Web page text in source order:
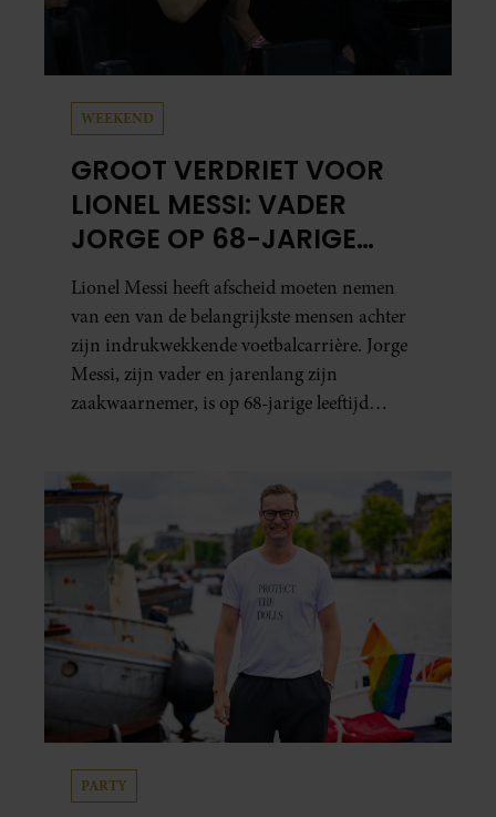
WEEKEND
GROOT VERDRIET VOOR
LIONEL MESSI: VADER
JORGE OP 68-JARIGE
LEEFTIJD OVERLEDEN
Lionel Messi heeft afscheid moeten nemen
van een van de belangrijkste mensen achter
zijn indrukwekkende voetbalcarrière. Jorge
Messi, zijn vader en jarenlang zijn
zaakwaarnemer, is op 68-jarige leeftijd
PARTY